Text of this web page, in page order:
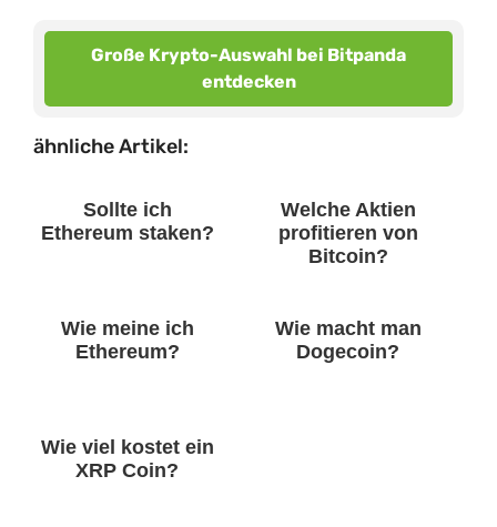
Große Krypto-Auswahl bei Bitpanda
entdecken
ähnliche Artikel:
Sollte ich
Ethereum staken?
Welche Aktien
profitieren von
Bitcoin?
Wie meine ich
Ethereum?
Wie macht man
Dogecoin?
Wie viel kostet ein
XRP Coin?